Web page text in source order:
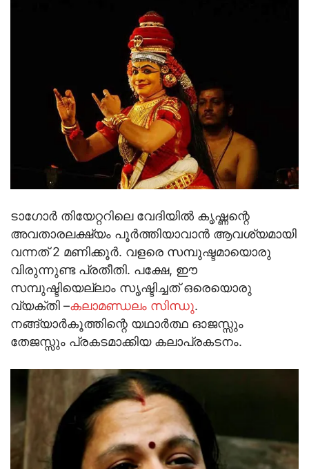
ടാഗോര്‍ തിയേറ്ററിലെ വേദിയില്‍ കൃഷ്ണന്റെ
അവതാരലക്ഷ്യം പൂര്‍ത്തിയാവാന്‍ ആവശ്യമായി
വന്നത് 2 മണിക്കൂര്‍. വളരെ സമ്പുഷ്ടമായൊരു
വിരുന്നുണ്ട പ്രതീതി. പക്ഷേ, ഈ
സമ്പുഷ്ടിയെല്ലാം സൃഷ്ടിച്ചത് ഒരെയൊരു
വ്യക്തി –കലാമണ്ഡലം സിന്ധു.
നങ്ങ്യാര്‍കൂത്തിന്റെ യഥാര്‍ത്ഥ ഓജസ്സും
തേജസ്സും പ്രകടമാക്കിയ കലാപ്രകടനം.